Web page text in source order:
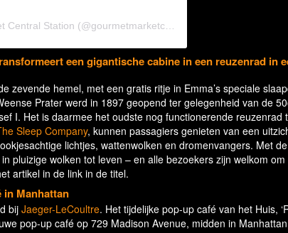
een gigantische cabine in een reuzenrad in
zevende hemel, met een gratis ritje in Emma’s speciale
Prater werd in 1897 geopend ter gelegenheid van de
I. Het is daarmee het oudste nog functionerende reuzenrad
Sleep Company, kunnen passagiers genieten van een
lichtjes, wattenwolken en dromenvangers. Met de
pluizige wolken tot leven – en alle bezoekers zijn welkom
artikel in de link in de titel.
in Manhattan
bij Jaeger-LeCoultre. Het tijdelijke pop-up café van het Huis,
pop-up café op 729 Madison Avenue, midden in